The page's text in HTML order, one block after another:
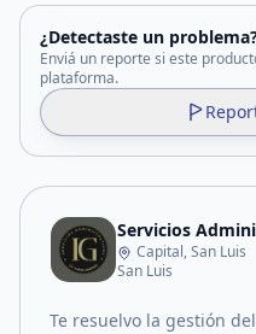
¿Detectaste un
Enviá un reporte si este
plataforma.
Servicios
Capital, San Luis
San Luis
Te resuelvo la gestión